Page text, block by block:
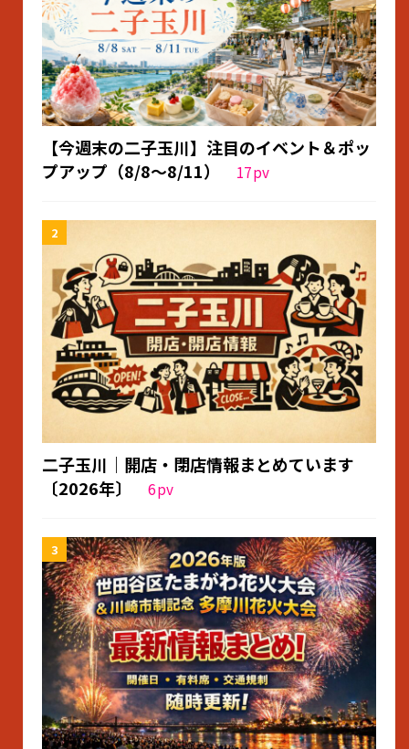
【今週末の二子玉川】注目のイベント＆ポッ
プアップ（8/8〜8/11）
17pv
二子玉川｜開店・閉店情報まとめています
〔2026年〕
6pv